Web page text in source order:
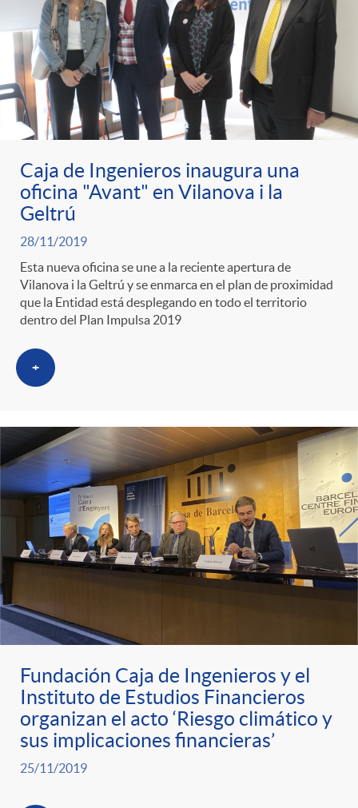
Caja de Ingenieros inaugura una
oficina "Avant" en Vilanova i la
Geltrú
28/11/2019
Esta nueva oficina se une a la reciente apertura de
Vilanova i la Geltrú y se enmarca en el plan de proximidad
que la Entidad está desplegando en todo el territorio
dentro del Plan Impulsa 2019
+
Fundación Caja de Ingenieros y el
Instituto de Estudios Financieros
organizan el acto ‘Riesgo climático y
sus implicaciones financieras’
25/11/2019